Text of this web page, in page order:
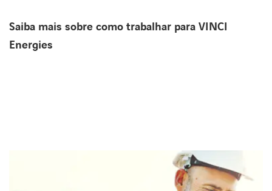
Saiba mais sobre como trabalhar para VINCI
Energies